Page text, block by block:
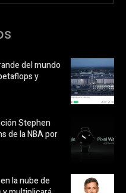
del mundo
y
Stephen
de la NBA por
la nube de